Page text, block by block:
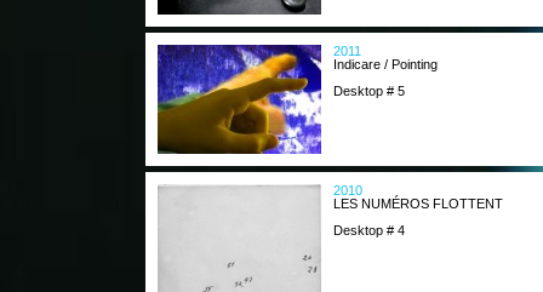
2011
Indicare / Pointing
Desktop # 5
2010
LES NUMÉROS FLOTTENT
Desktop # 4